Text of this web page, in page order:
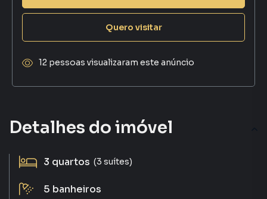
Detalhes do imóvel
3 quartos (3 suítes)
5 banheiros
Quero visitar
12 pessoas visualizaram este anúncio